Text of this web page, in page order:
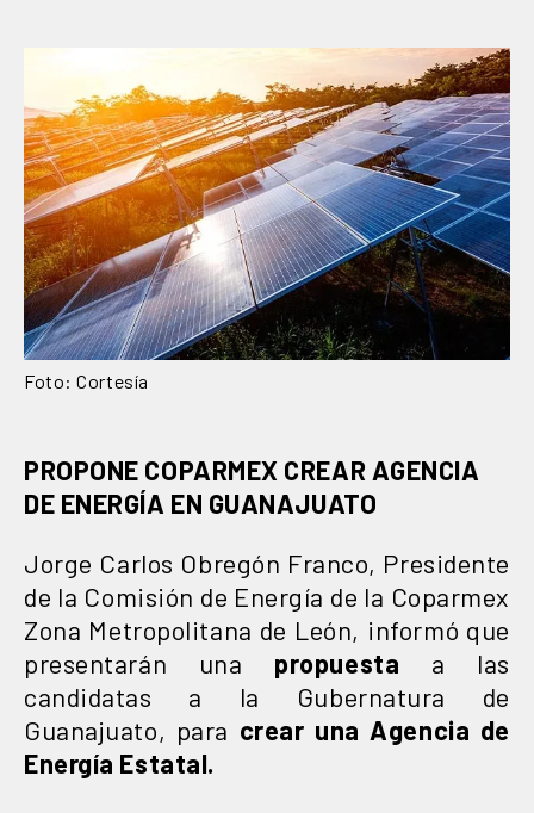
Foto: Cortesía
PROPONE COPARMEX CREAR AGENCIA
DE ENERGÍA EN GUANAJUATO
Jorge Carlos Obregón Franco, Presidente
de la Comisión de Energía de la Coparmex
Zona Metropolitana de León, informó que
presentarán una propuesta a las
candidatas a la Gubernatura de
Guanajuato, para crear una Agencia de
Energía Estatal.